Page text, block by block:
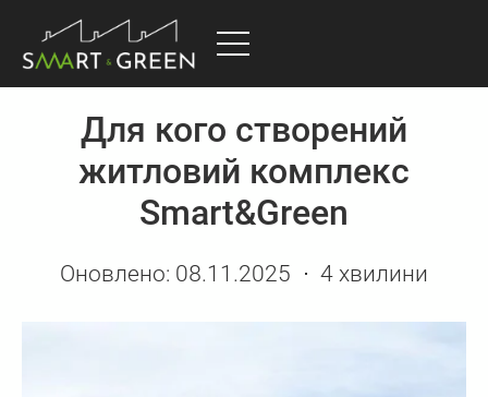
Для кого створений
житловий комплекс
Smart&Green
Оновлено: 08.11.2025 4 хвилини